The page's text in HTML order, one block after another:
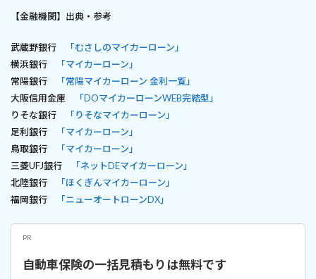
【金融機関】出典・参考
武蔵野銀行
「むさしのマイカーローン」
横浜銀行
「マイカーローン」
常陽銀行
「常陽マイカーローン 金利一覧」
大阪信用金庫
「DOマイカーローンWEB完結型」
りそな銀行
「りそなマイカーローン」
足利銀行
「マイカーローン」
鳥取銀行
「マイカーローン」
三菱UFJ銀行
「ネットDEマイカーローン」
北陸銀行
「ほくぎんマイカーローン」
福岡銀行
「ニューオートローンDX」
PR
自動車保険の一括見積もりは無料です